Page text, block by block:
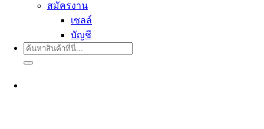
สมัครงาน
เซลล์
บัญชี
ค้นหา: